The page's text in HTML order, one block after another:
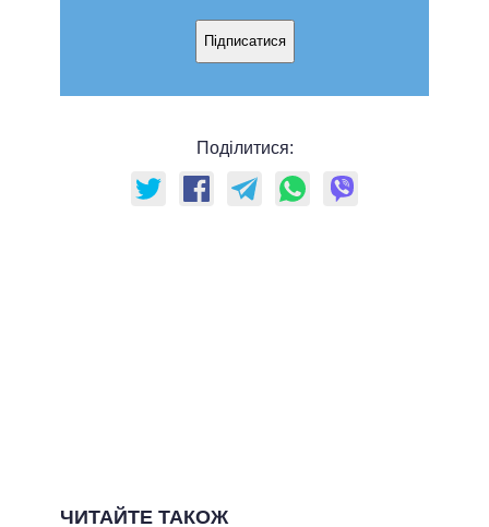
Підписатися
Поділитися:
ЧИТАЙТЕ ТАКОЖ